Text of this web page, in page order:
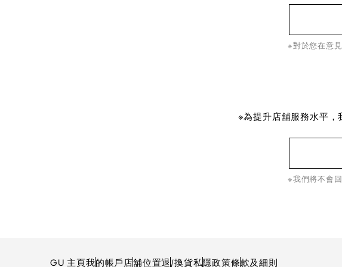
※對於您在意
※為提升店舖服務水平，
※我們將不會
GU 主頁我的帳戶店舖位置退/換貨私隱政策條款及細則